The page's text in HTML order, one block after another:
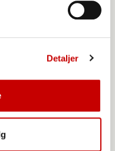
Detaljer
grovmalt